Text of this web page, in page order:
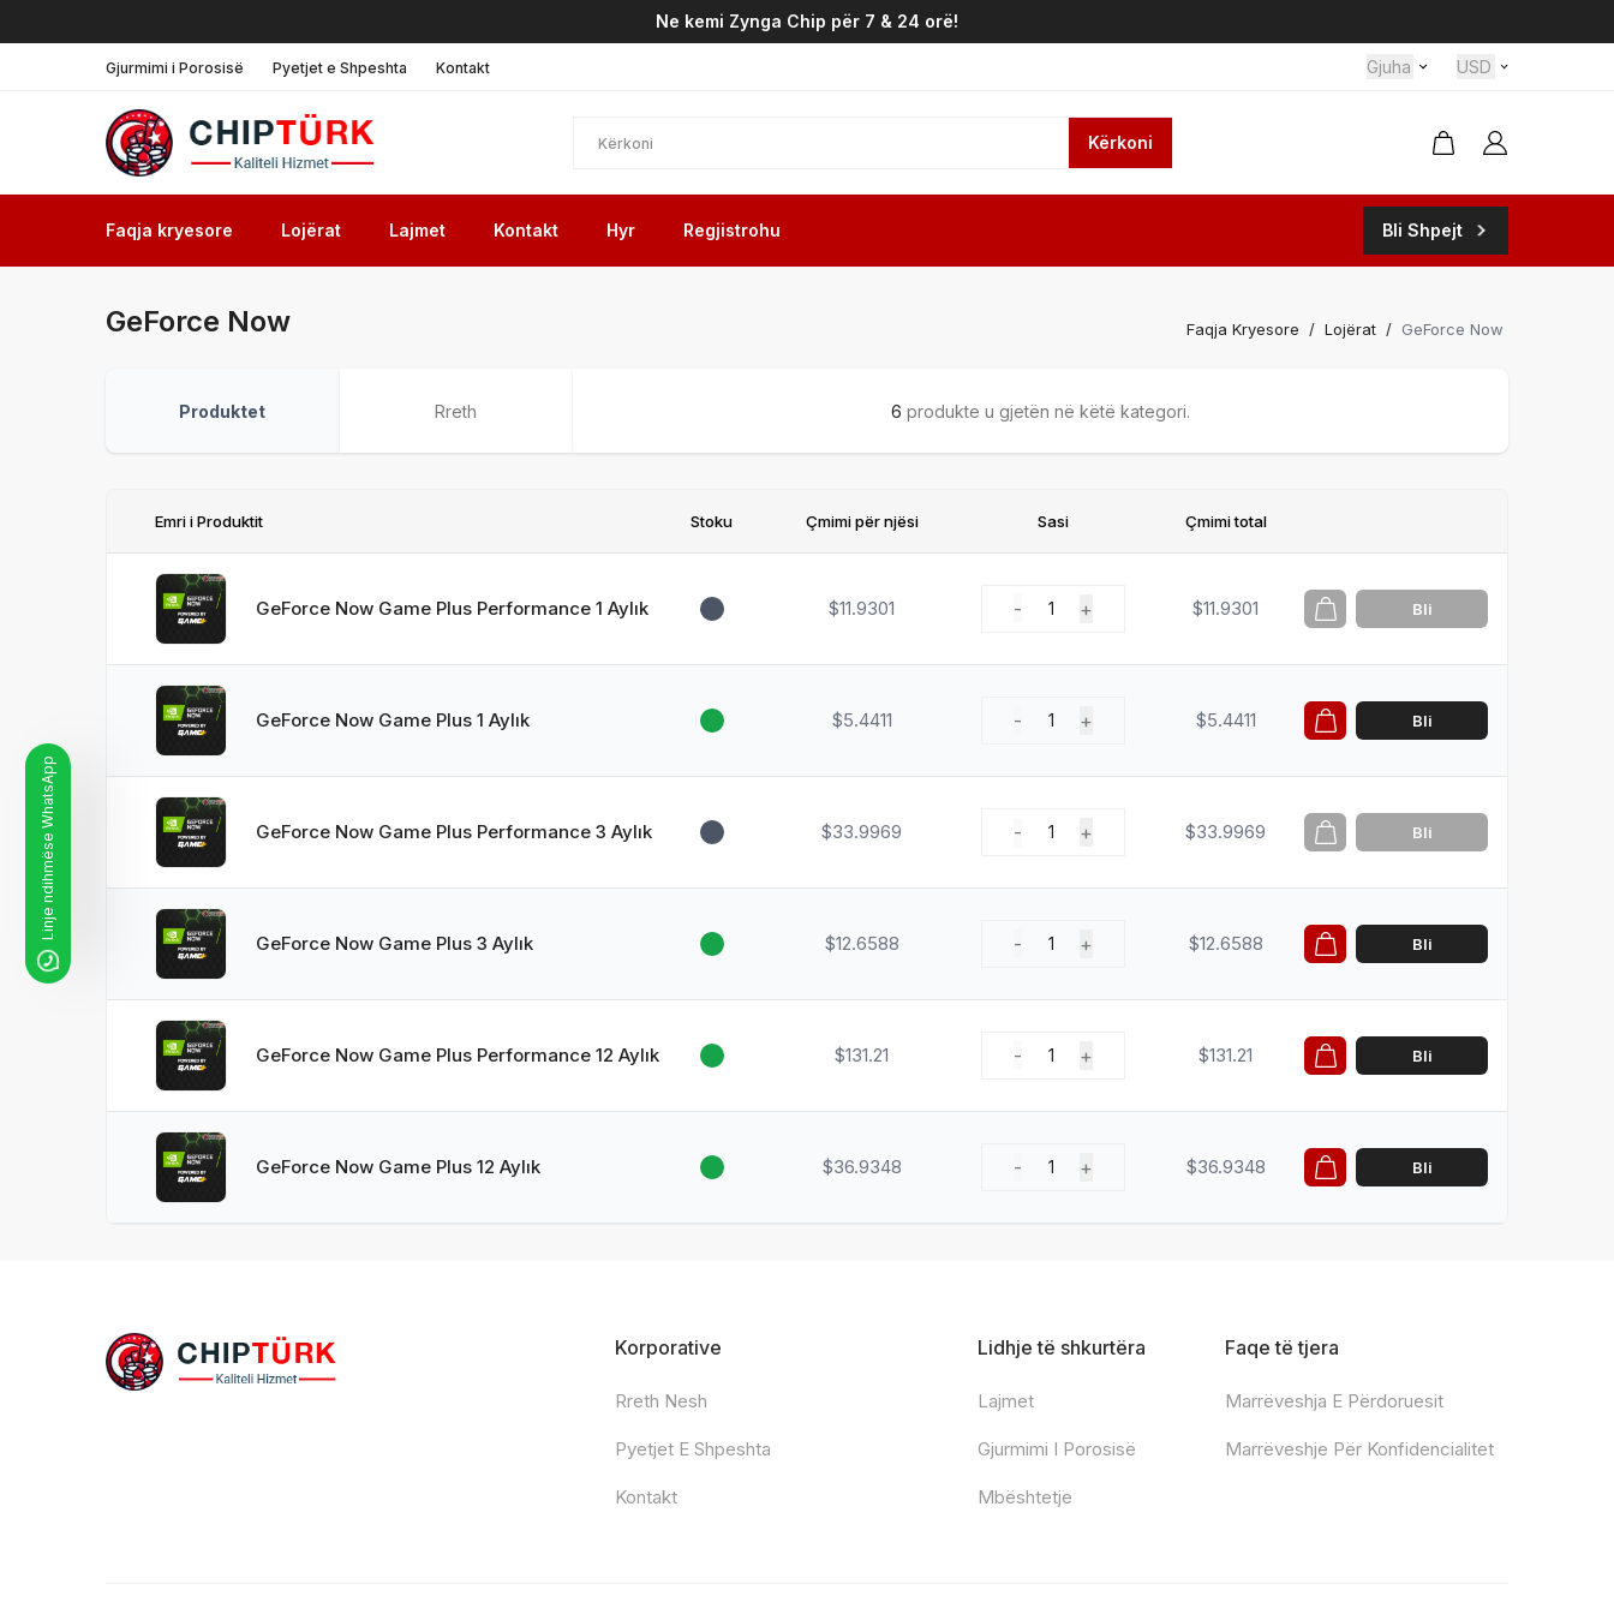
Ne kemi Zynga Chip për 7 & 24 orë!
Gjurmimi i Porosisë Pyetjet e Shpeshta Kontakt Gjuha USD
Kërkoni
Faqja kryesore Lojërat Lajmet Kontakt Hyr Regjistrohu Bli Shpejt
GeForce Now Faqja Kryesore / Lojërat / GeForce Now
Produktet Rreth 6 produkte u gjetën në këtë kategori.
Emri i Produktit Stoku Çmimi për njësi Sasi Çmimi total
GeForce Now Game Plus Performance 1 Aylık $11.9301 - 1 + $11.9301 Bli
GeForce Now Game Plus 1 Aylık $5.4411 - 1 + $5.4411 Bli
GeForce Now Game Plus Performance 3 Aylık $33.9969 - 1 + $33.9969 Bli
GeForce Now Game Plus 3 Aylık $12.6588 - 1 + $12.6588 Bli
GeForce Now Game Plus Performance 12 Aylık $131.21 - 1 + $131.21 Bli
GeForce Now Game Plus 12 Aylık $36.9348 - 1 + $36.9348 Bli
Korporative
Rreth Nesh
Pyetjet E Shpeshta
Kontakt
Lidhje të shkurtëra
Lajmet
Gjurmimi I Porosisë
Mbështetje
Faqe të tjera
Marrëveshja E Përdoruesit
Marrëveshje Për Konfidencialitet
Linje ndihmëse WhatsApp